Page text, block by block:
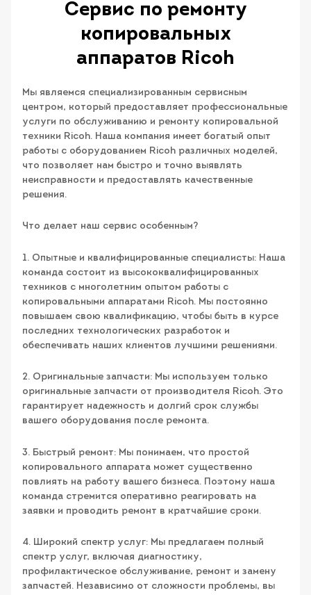
Сервис по ремонту
копировальных
аппаратов Ricoh
Мы являемся специализированным сервисным
центром, который предоставляет профессиональные
услуги по обслуживанию и ремонту копировальной
техники Ricoh. Наша компания имеет богатый опыт
работы с оборудованием Ricoh различных моделей,
что позволяет нам быстро и точно выявлять
неисправности и предоставлять качественные
решения.
Что делает наш сервис особенным?
1. Опытные и квалифицированные специалисты: Наша
команда состоит из высококвалифицированных
техников с многолетним опытом работы с
копировальными аппаратами Ricoh. Мы постоянно
повышаем свою квалификацию, чтобы быть в курсе
последних технологических разработок и
обеспечивать наших клиентов лучшими решениями.
2. Оригинальные запчасти: Мы используем только
оригинальные запчасти от производителя Ricoh. Это
гарантирует надежность и долгий срок службы
вашего оборудования после ремонта.
3. Быстрый ремонт: Мы понимаем, что простой
копировального аппарата может существенно
повлиять на работу вашего бизнеса. Поэтому наша
команда стремится оперативно реагировать на
заявки и проводить ремонт в кратчайшие сроки.
4. Широкий спектр услуг: Мы предлагаем полный
спектр услуг, включая диагностику,
профилактическое обслуживание, ремонт и замену
запчастей. Независимо от сложности проблемы, вы